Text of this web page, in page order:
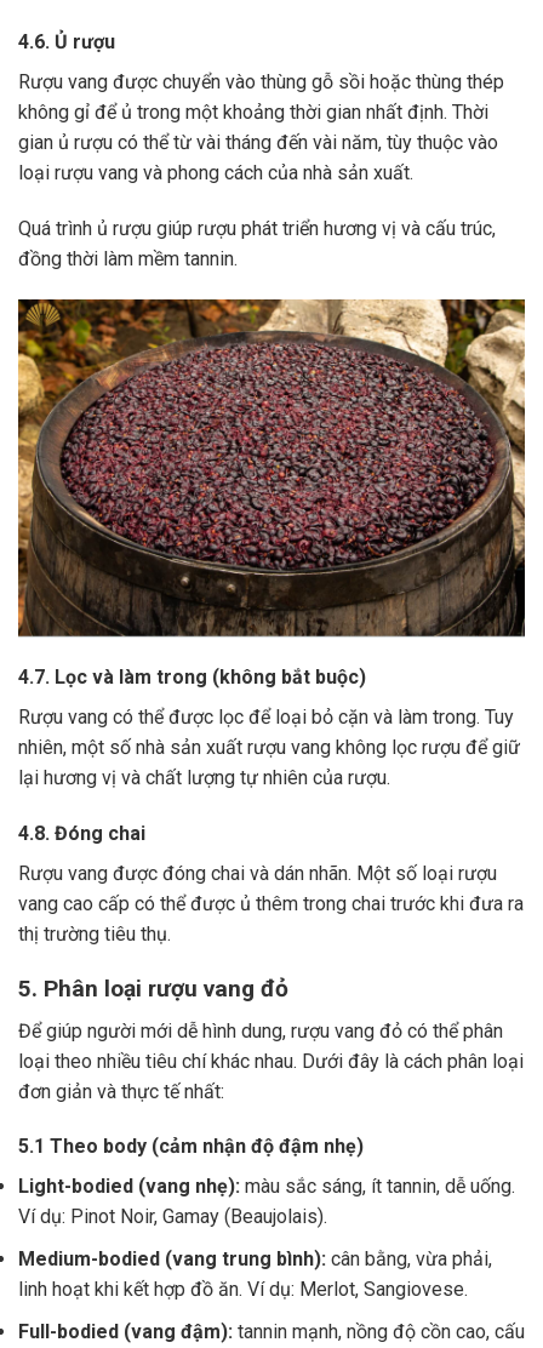
4.6. Ủ rượu
Rượu vang được chuyển vào thùng gỗ sồi hoặc thùng thép
không gỉ để ủ trong một khoảng thời gian nhất định. Thời
gian ủ rượu có thể từ vài tháng đến vài năm, tùy thuộc vào
loại rượu vang và phong cách của nhà sản xuất.
Quá trình ủ rượu giúp rượu phát triển hương vị và cấu trúc,
đồng thời làm mềm tannin.
4.7. Lọc và làm trong (không bắt buộc)
Rượu vang có thể được lọc để loại bỏ cặn và làm trong. Tuy
nhiên, một số nhà sản xuất rượu vang không lọc rượu để giữ
lại hương vị và chất lượng tự nhiên của rượu.
4.8. Đóng chai
Rượu vang được đóng chai và dán nhãn. Một số loại rượu
vang cao cấp có thể được ủ thêm trong chai trước khi đưa ra
thị trường tiêu thụ.
5. Phân loại rượu vang đỏ
Để giúp người mới dễ hình dung, rượu vang đỏ có thể phân
loại theo nhiều tiêu chí khác nhau. Dưới đây là cách phân loại
đơn giản và thực tế nhất:
5.1 Theo body (cảm nhận độ đậm nhẹ)
Light-bodied (vang nhẹ): màu sắc sáng, ít tannin, dễ uống.
Ví dụ: Pinot Noir, Gamay (Beaujolais).
Medium-bodied (vang trung bình): cân bằng, vừa phải,
linh hoạt khi kết hợp đồ ăn. Ví dụ: Merlot, Sangiovese.
Full-bodied (vang đậm): tannin mạnh, nồng độ cồn cao, cấu